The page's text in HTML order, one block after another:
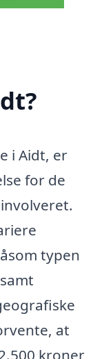
i Aidt, er
for de
typen
at
kroner